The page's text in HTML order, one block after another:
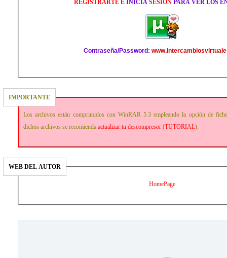
REGISTRARTEE INICIA SESIÓN PARA VER LOS
Contraseña/Password:
IMPORTANTE
Los archivos están comprimidos con WinRAR 5.3 empleando la opción de
dichos archivos se recomienda actualizar tu descompresor (TUTORIAL).
WEB DEL AUTOR
HomePage